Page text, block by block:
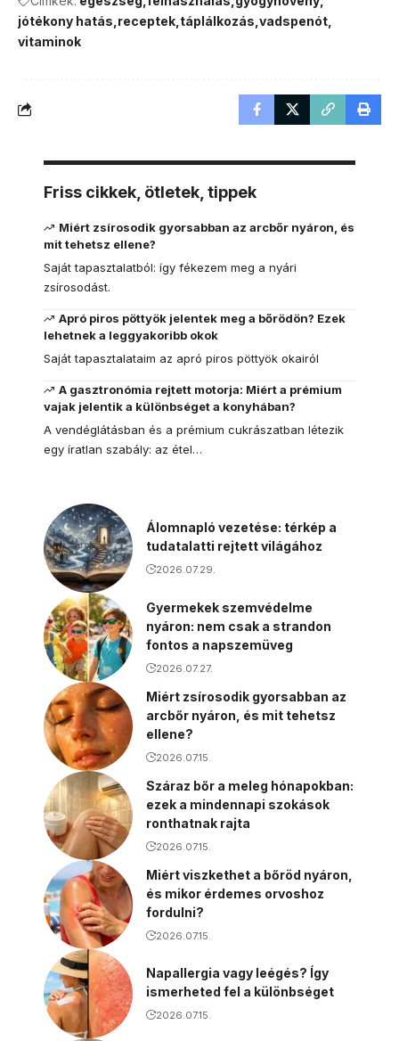
jótékony hatás receptek táplálkozás vadspenót
vitaminok
Friss cikkek, ötletek, tippek
Miért zsírosodik gyorsabban az arcbőr nyáron, és
mit tehetsz ellene?
Saját tapasztalatból: így fékezem meg a nyári
zsírosodást.
Apró piros pöttyök jelentek meg a bőrödön? Ezek
lehetnek a leggyakoribb okok
Saját tapasztalataim az apró piros pöttyök okairól
A gasztronómia rejtett motorja: Miért a prémium
vajak jelentik a különbséget a konyhában?
A vendéglátásban és a prémium cukrászatban létezik
egy íratlan szabály: az étel…
Álomnapló vezetése: térkép a
tudatalatti rejtett világához
2026.07.29.
Gyermekek szemvédelme
nyáron: nem csak a strandon
fontos a napszemüveg
2026.07.27.
Miért zsírosodik gyorsabban az
arcbőr nyáron, és mit tehetsz
ellene?
2026.07.15.
Száraz bőr a meleg hónapokban:
ezek a mindennapi szokások
ronthatnak rajta
2026.07.15.
Miért viszkethet a bőröd nyáron,
és mikor érdemes orvoshoz
fordulni?
2026.07.15.
Napallergia vagy leégés? Így
ismerheted fel a különbséget
2026.07.15.